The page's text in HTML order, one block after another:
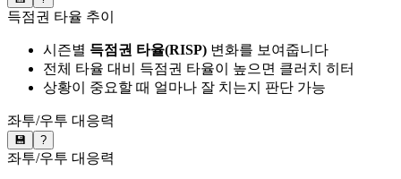
득점권 타율 추이
시즌별 득점권 타율(RISP) 변화를 보여줍니다
전체 타율 대비 득점권 타율이 높으면 클러치 히터
상황이 중요할 때 얼마나 잘 치는지 판단 가능
좌투/우투 대응력
💾 ?
좌투/우투 대응력